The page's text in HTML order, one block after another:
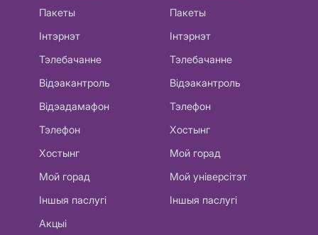
Пакеты
Інтэрнэт
Тэлебачанне
Відэакантроль
Відэадамафон
Тэлефон
Хостынг
Мой горад
Іншыя паслугі
Акцыі
Пакеты
Інтэрнэт
Тэлебачанне
Відэакантроль
Тэлефон
Хостынг
Мой горад
Мой універсітэт
Іншыя паслугі